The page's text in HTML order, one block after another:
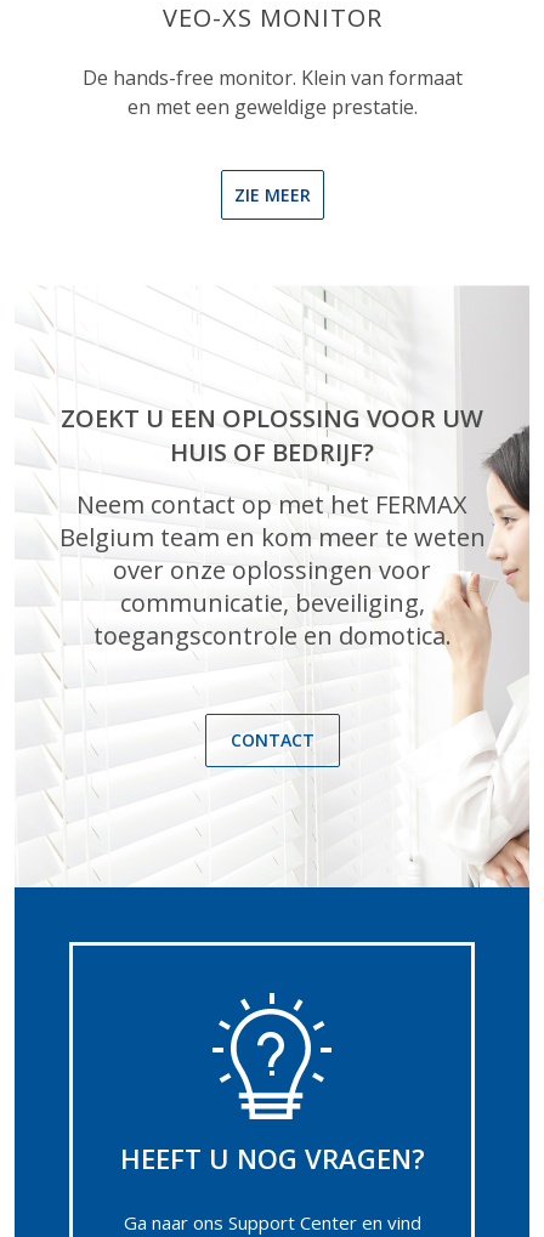
VEO-XS MONITOR
De hands-free monitor. Klein van formaat
en met een geweldige prestatie.
ZIE MEER
ZOEKT U EEN OPLOSSING VOOR UW
HUIS OF BEDRIJF?
Neem contact op met het FERMAX
Belgium team en kom meer te weten
over onze oplossingen voor
communicatie, beveiliging,
toegangscontrole en domotica.
CONTACT
HEEFT U NOG VRAGEN?
Ga naar ons Support Center en vind